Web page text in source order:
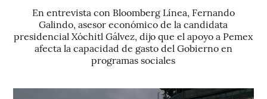
En entrevista con Bloomberg Línea, Fernando
Galindo, asesor económico de la candidata
presidencial Xóchitl Gálvez, dijo que el apoyo a Pemex
afecta la capacidad de gasto del Gobierno en
programas sociales